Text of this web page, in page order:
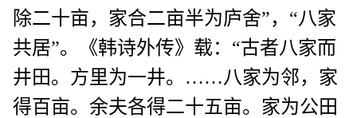
除二十亩，家合二亩半为庐舍”，“八家
共居”。《韩诗外传》载：“古者八家而
井田。方里为一井。……八家为邻，家
得百亩。余夫各得二十五亩。家为公田